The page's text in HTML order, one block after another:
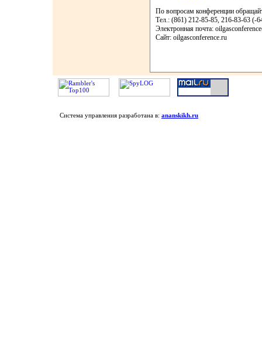
По вопросам конференции
Тел.: (861) 212-85-85, 216-83-63 (-
Электронная почта:
Сайт: oilgasconference.ru
Система управления разработана в: ananskikh.ru